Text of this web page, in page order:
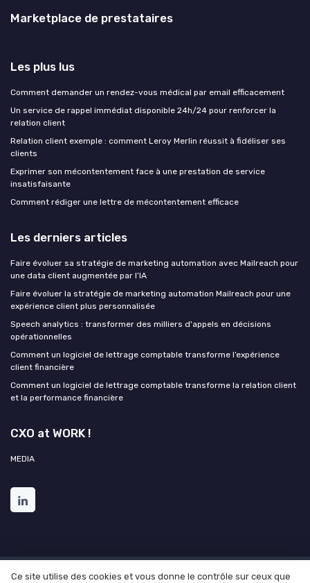
Marketplace de prestataires
Les plus lus
Comment demander un rendez-vous médical par email efficacement
Un service de rappel immédiat disponible 24h/24 pour renforcer la
relation client
Relation client exemple : comment Leroy Merlin réussit à fidéliser ses
clients
Exprimer son mécontentement face à une prestation de service
insatisfaisante
Comment rédiger une lettre de mécontentement efficace
Les derniers articles
Faire évoluer sa stratégie de marketing automation avec Mailreach pour
une data client augmentée par l’IA
Faire évoluer la stratégie de marketing automation Mailreach pour une
expérience client plus personnalisée
Speech analytics : transformer des milliers d'appels en décisions
opérationnelles
Comment un logiciel de lettrage comptable transforme l’expérience
client financière
Comment un logiciel de lettrage comptable transforme la relation client
et la performance financière
CXO at WORK !
MEDIA
Mentions légales Politique de confidentialité Grande
Ce site utilise des cookies et vous donne le contrôle sur ceux que